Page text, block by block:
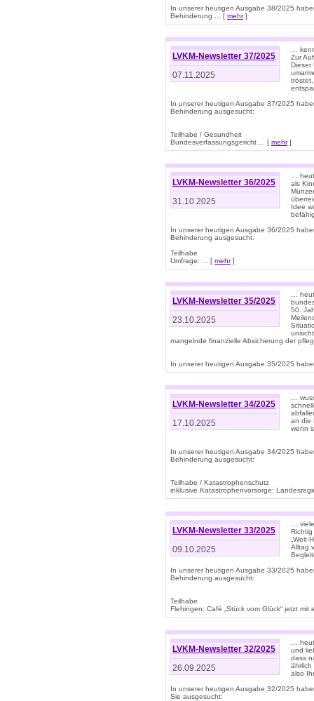
In unserer heutigen Ausgabe 38/2025
Behinderung ... [ mehr]
LVKM-Newsletter 37/2025
07.11.2025
…
Zur
Dieser
In unserer heutigen Ausgabe 37/2025
Behinderung ausgesucht:
Teilhabe / Gesundheit
Bundesverfassungsgericht ... [ mehr]
LVKM-Newsletter 36/2025
31.10.2025
…
als
Idee
In unserer heutigen Ausgabe 36/2025
Behinderung ausgesucht:
Teilhabe
Umfrage: ... [ mehr]
LVKM-Newsletter 35/2025
23.10.2025
…
50.
mangelnde finanzielle Absicherung der
In unserer heutigen Ausgabe 35/2025
LVKM-Newsletter 34/2025
17.10.2025
…
an die
wenn
In unserer heutigen Ausgabe 34/2025
Behinderung ausgesucht:
Teilhabe / Katastrophenschutz
inklusive Katastrophenvorsorge:
LVKM-Newsletter 33/2025
09.10.2025
…
Alltag
In unserer heutigen Ausgabe 33/2025
Behinderung ausgesucht:
Teilhabe
Flehingen: Café „Stück vom Glück“ jetzt mit
LVKM-Newsletter 32/2025
26.09.2025
…
und
dass
ährlich
also
In unserer heutigen Ausgabe 32/2025
Sie ausgesucht: